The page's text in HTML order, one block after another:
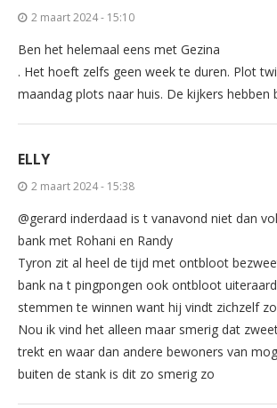
2 maart 2024 - 15:10
Ben het helemaal eens met Gezina
. Het hoeft zelfs geen week te duren. Plot
maandag plots naar huis. De kijkers hebben
ELLY
2 maart 2024 - 15:38
@gerard inderdaad is t vanavond niet dan
bank met Rohani en Randy
Tyron zit al heel de tijd met ontbloot
bank na t pingpongen ook ontbloot
stemmen te winnen want hij vindt zichzelf
Nou ik vind het alleen maar smerig dat
trekt en waar dan andere bewoners van
buiten de stank is dit zo smerig zo